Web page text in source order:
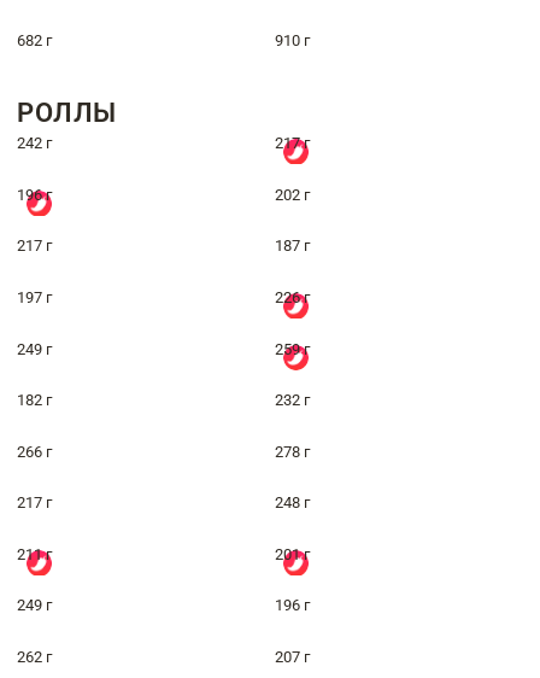
682 г 910 г
РОЛЛЫ
242 г 217 г
196 г 202 г
217 г 187 г
197 г 226 г
249 г 259 г
182 г 232 г
266 г 278 г
217 г 248 г
211 г 201 г
249 г 196 г
262 г 207 г